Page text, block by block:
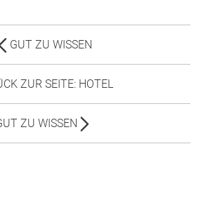
GUT ZU WISSEN
ZUR SEITE: HOTEL
ZU WISSEN